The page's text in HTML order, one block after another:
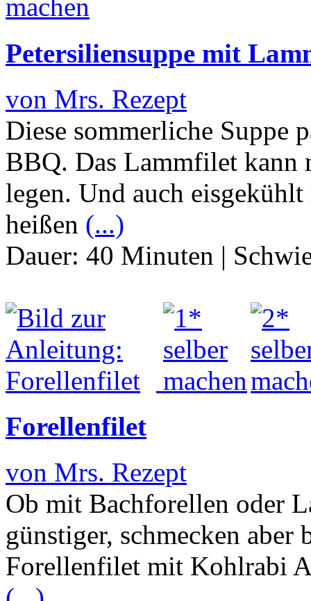
Petersiliensuppe mit
von Mrs. Rezept
Diese sommerliche Suppe
BBQ. Das Lammfilet kann
legen. Und auch
heißen (...)
Dauer: 40 Minuten |
Forellenfilet
von Mrs. Rezept
Ob mit Bachforellen oder
günstiger, schmecken aber
Forellenfilet mit Kohlrabi